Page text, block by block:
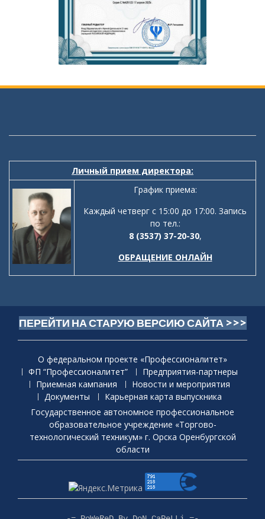
Личный прием директора:
График приема:
Каждый четверг с 15:00 до 17:00. Запись
по тел.:
8 (3537) 37-20-30,
ОБРАЩЕНИЕ ОНЛАЙН
ПЕРЕЙТИ НА СТАРУЮ ВЕРСИЮ САЙТА >>>
О федеральном проекте «Профессионалитет»
ФП “Профессионалитет”
Предприятия-партнеры
Приемная кaмпания
Новости и мероприятия
Документы
Карьерная карта выпускника
Государственное автономное профессиональное
образовательное учреждение «Торгово-
технологический техникум» г. Орска Оренбургской
области